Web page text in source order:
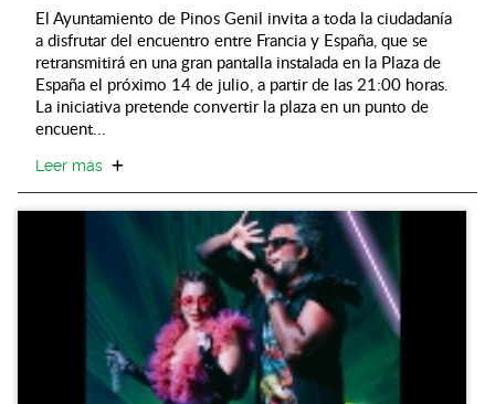
El Ayuntamiento de Pinos Genil invita a toda la ciudadanía
a disfrutar del encuentro entre Francia y España, que se
retransmitirá en una gran pantalla instalada en la Plaza de
España el próximo 14 de julio, a partir de las 21:00 horas.
La iniciativa pretende convertir la plaza en un punto de
encuent...
Leer más